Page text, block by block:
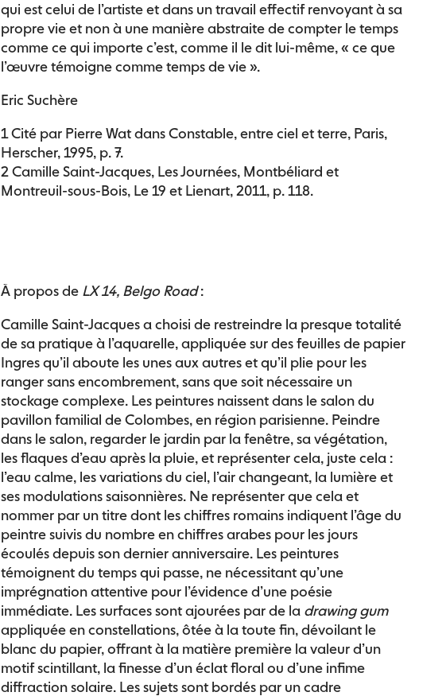
qui est celui de l’artiste et dans un travail effectif renvoyant à sa
propre vie et non à une manière abstraite de compter le temps
comme ce qui importe c’est, comme il le dit lui-même, « ce que
l’œuvre témoigne comme temps de vie ».
Eric Suchère
1 Cité par Pierre Wat dans Constable, entre ciel et terre, Paris,
Herscher, 1995, p. 7.
2 Camille Saint-Jacques, Les Journées, Montbéliard et
Montreuil-sous-Bois, Le 19 et Lienart, 2011, p. 118.
À propos de LX 14, Belgo Road:
Camille Saint-Jacques a choisi de restreindre la presque totalité
de sa pratique à l’aquarelle, appliquée sur des feuilles de papier
Ingres qu’il aboute les unes aux autres et qu’il plie pour les
ranger sans encombrement, sans que soit nécessaire un
stockage complexe. Les peintures naissent dans le salon du
pavillon familial de Colombes, en région parisienne. Peindre
dans le salon, regarder le jardin par la fenêtre, sa végétation,
les flaques d’eau après la pluie, et représenter cela, juste cela :
l’eau calme, les variations du ciel, l’air changeant, la lumière et
ses modulations saisonnières. Ne représenter que cela et
nommer par un titre dont les chiffres romains indiquent l’âge du
peintre suivis du nombre en chiffres arabes pour les jours
écoulés depuis son dernier anniversaire. Les peintures
témoignent du temps qui passe, ne nécessitant qu’une
imprégnation attentive pour l’évidence d’une poésie
immédiate. Les surfaces sont ajourées par de la drawing gum
appliquée en constellations, ôtée à la toute fin, dévoilant le
blanc du papier, offrant à la matière première la valeur d’un
motif scintillant, la finesse d’un éclat floral ou d’une infime
diffraction solaire. Les sujets sont bordés par un cadre